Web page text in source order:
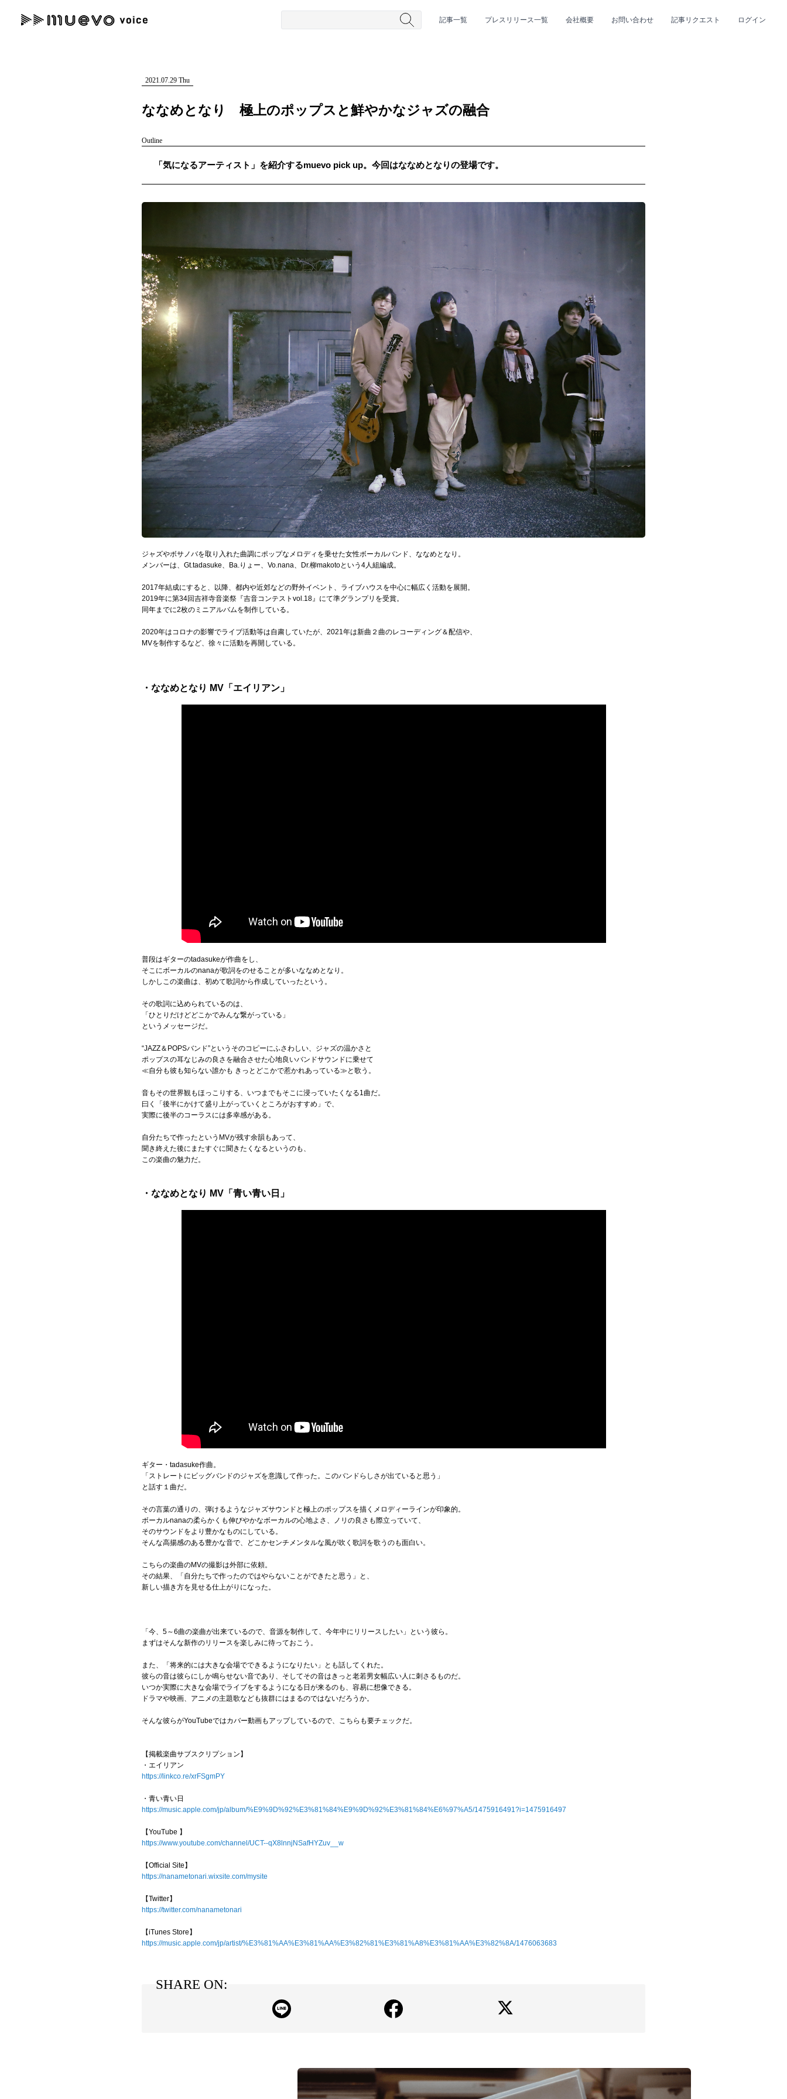
記事一覧 プレスリリース一覧 会社概要 お問い合わせ 記事リクエスト ログイン
#女性SSW #ロック #男性シンガー #HR/HM #女性シンガー #ヒップホップ #男性シンガーグループ #R&B/ソウル
"読者の声を形にする”音楽特化メディア
2021.07.29 Thu
ななめとなり 極上のポップスと鮮やかなジャズの融合
Outline
「気になるアーティスト」を紹介するmuevo pick up。今回はななめとなりの登場です。
ジャズやボサノバを取り入れた曲調にポップなメロディを乗せた女性ボーカルバンド、ななめとなり。
メンバーは、Gt.tadasuke、Ba.りょー、Vo.nana、Dr.柳makotoという4人組編成。
2017年結成にすると、以降、都内や近郊などの野外イベント、ライブハウスを中心に幅広く活動を展開。
2019年に第34回吉祥寺音楽祭『吉音コンテストvol.18』にて準グランプリを受賞。
同年までに2枚のミニアルバムを制作している。
2020年はコロナの影響でライブ活動等は自粛していたが、2021年は新曲２曲のレコーディング＆配信や、
MVを制作するなど、徐々に活動を再開している。
・ななめとなり MV「エイリアン」
普段はギターのtadasukeが作曲をし、
そこにボーカルのnanaが歌詞をのせることが多いななめとなり。
しかしこの楽曲は、初めて歌詞から作成していったという。
その歌詞に込められているのは、
「ひとりだけどどこかでみんな繋がっている」
というメッセージだ。
“JAZZ＆POPSバンド”というそのコピーにふさわしい、ジャズの温かさと
ポップスの耳なじみの良さを融合させた心地良いバンドサウンドに乗せて
≪自分も彼も知らない誰かも きっとどこかで惹かれあっている≫と歌う。
音もその世界観もほっこりする、いつまでもそこに浸っていたくなる1曲だ。
曰く「後半にかけて盛り上がっていくところがおすすめ」で、
実際に後半のコーラスには多幸感がある。
自分たちで作ったというMVが残す余韻もあって、
聞き終えた後にまたすぐに聞きたくなるというのも、
この楽曲の魅力だ。
・ななめとなり MV「青い青い日」
ギター・tadasuke作曲。
「ストレートにビッグバンドのジャズを意識して作った。このバンドらしさが出ていると思う」
と話す１曲だ。
その言葉の通りの、弾けるようなジャズサウンドと極上のポップスを描くメロディーラインが印象的。
ボーカルnanaの柔らかくも伸びやかなボーカルの心地よさ、ノリの良さも際立っていて、
そのサウンドをより豊かなものにしている。
そんな高揚感のある豊かな音で、どこかセンチメンタルな風が吹く歌詞を歌うのも面白い。
こちらの楽曲のMVの撮影は外部に依頼。
その結果、「自分たちで作ったのではやらないことができたと思う」と、
新しい描き方を見せる仕上がりになった。
「今、5～6曲の楽曲が出来ているので、音源を制作して、今年中にリリースしたい」という彼ら。
まずはそんな新作のリリースを楽しみに待っておこう。
また、「将来的には大きな会場でできるようになりたい」とも話してくれた。
彼らの音は彼らにしか鳴らせない音であり、そしてその音はきっと老若男女幅広い人に刺さるものだ。
いつか実際に大きな会場でライブをするようになる日が来るのも、容易に想像できる。
ドラマや映画、アニメの主題歌なども抜群にはまるのではないだろうか。
そんな彼らがYouTubeではカバー動画もアップしているので、こちらも要チェックだ。
【掲載楽曲サブスクリプション】
・エイリアン
https://linkco.re/xrFSgmPY
・青い青い日
https://music.apple.com/jp/album/%E9%9D%92%E3%81%84%E9%9D%92%E3%81%84%E6%97%A5/1475916491?i=1475916497
【YouTube 】
https://www.youtube.com/channel/UCT--qX8lnnjNSafHYZuv__w
【Official Site】
https://nanametonari.wixsite.com/mysite
【Twitter】
https://twitter.com/nanametonari
【iTunes Store】
https://music.apple.com/jp/artist/%E3%81%AA%E3%81%AA%E3%82%81%E3%81%A8%E3%81%AA%E3%82%8A/1476063683
SHARE ON: